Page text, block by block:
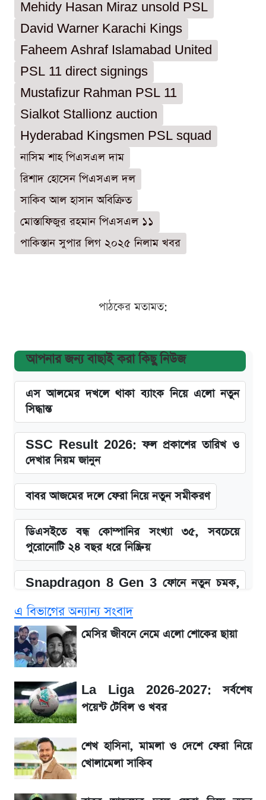
Mehidy Hasan Miraz unsold PSL
David Warner Karachi Kings
Faheem Ashraf Islamabad United
PSL 11 direct signings
Mustafizur Rahman PSL 11
Sialkot Stallionz auction
Hyderabad Kingsmen PSL squad
নাসিম শাহ পিএসএল দাম
রিশাদ হোসেন পিএসএল দল
সাকিব আল হাসান অবিক্রিত
মোস্তাফিজুর রহমান পিএসএল ১১
পাকিস্তান সুপার লিগ ২০২৫ নিলাম খবর
পাঠকের মতামত:
আপনার জন্য বাছাই করা কিছু নিউজ
এস আলমের দখলে থাকা ব্যাংক নিয়ে এলো নতুন
সিদ্ধান্ত
SSC Result 2026: ফল প্রকাশের তারিখ ও
দেখার নিয়ম জানুন
বাবর আজমের দলে ফেরা নিয়ে নতুন সমীকরণ
ডিএসইতে বন্ধ কোম্পানির সংখ্যা ৩৫, সবচেয়ে
পুরোনোটি ২৪ বছর ধরে নিষ্ক্রিয়
Snapdragon 8 Gen 3 ফোনে নতুন চমক,
SSC Result 2026: যে ৩ উপায়ে জানা যাবে
ফল
১৮০ দিনের মূল্যায়ন শেষে মন্ত্রিসভায় পরিবর্তন
জেনে নিন আজকের সোনা ও রুপার সর্বশেষ দাম
আগে দেখে নিন, আজকের সোনার নতুন দাম
তাপমাত্রা নিয়ে নতুন পূর্বাভাস দিল আবহাওয়া অফিস
এ বিভাগের অন্যান্য সংবাদ
মেসির জীবনে নেমে এলো শোকের ছায়া
La Liga 2026-2027: সর্বশেষ
পয়েন্ট টেবিল ও খবর
শেখ হাসিনা, মামলা ও দেশে ফেরা নিয়ে
খোলামেলা সাকিব